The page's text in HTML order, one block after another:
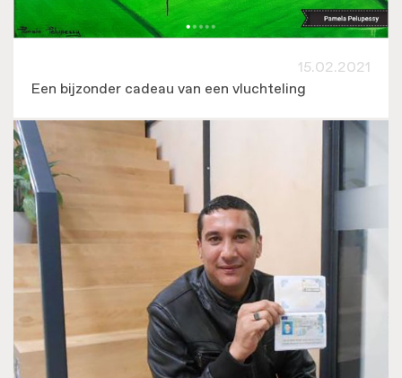
15.02.2021
Een bijzonder cadeau van een vluchteling